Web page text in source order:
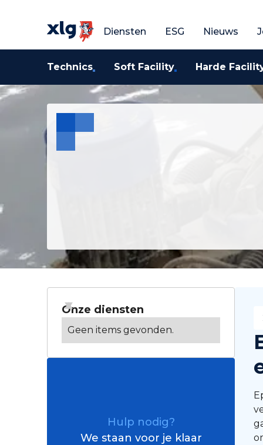
Diensten ESG Nieuws
Technics Soft Facility Harde
Onze diensten
Geen items gevonden.
Hulp nodig?
We staan voor je klaar